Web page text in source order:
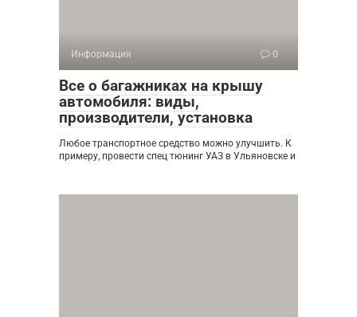
Информация 0
Все о багажниках на крышу
автомобиля: виды,
производители, установка
Любое транспортное средство можно улучшить. К
примеру, провести спец тюнинг УАЗ в Ульяновске и